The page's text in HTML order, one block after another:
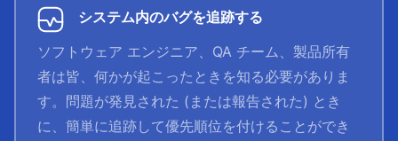
システム内のバグを追跡する
ソフトウェア エンジニア、QA チーム、製品所有
者は皆、何かが起こったときを知る必要がありま
す。問題が発見された (または報告された) とき
に、簡単に追跡して優先順位を付けることができ